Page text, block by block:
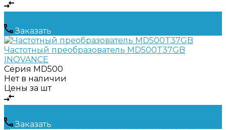
Заказать
Частотный преобразователь MD500T37GB
INOVANCE
Серия MD500
Нет в наличии
Цены за шт
Заказать